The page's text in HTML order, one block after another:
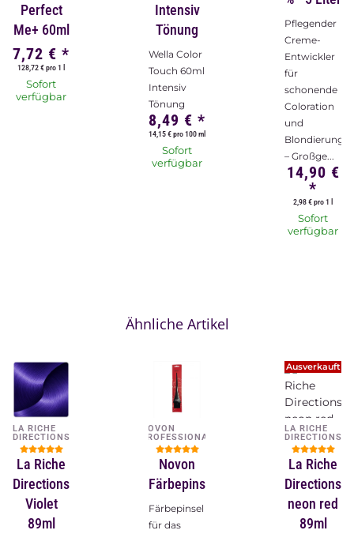
Perfect
Me+ 60ml
7,72 € *
128,72 € pro 1 l
Sofort
verfügbar
Intensiv
Tönung
Wella Color
Touch 60ml
Intensiv
Tönung
8,49 € *
14,15 € pro 100 ml
Sofort
verfügbar
Pflegender
Creme-
Entwickler
für
schonende
Coloration
und
Blondierung
– Großge...
14,90 €
*
2,98 € pro 1 l
Sofort
verfügbar
Ähnliche Artikel
LA RICHE
DIRECTIONS
La Riche
Directions
Violet
89ml
NOVON
PROFESSIONAL
Novon
Färbepinsel
Färbepinsel
für das
Ausverkauft
LA RICHE
DIRECTIONS
La Riche
Directions
neon red
89ml